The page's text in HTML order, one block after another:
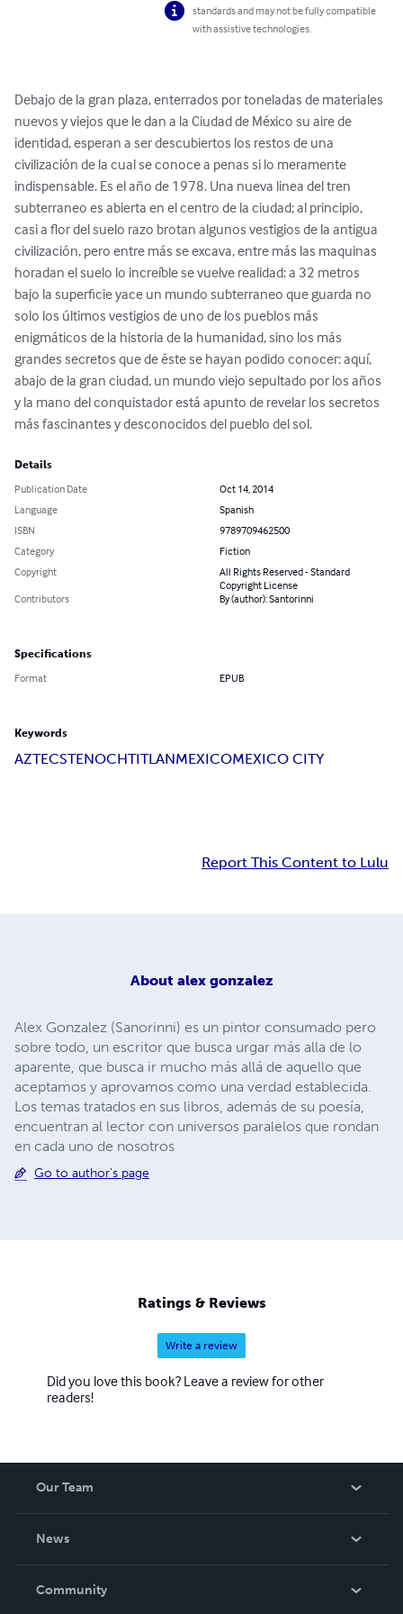
standards and may not be fully compatible
with assistive technologies.
Debajo de la gran plaza, enterrados por toneladas de materiales
nuevos y viejos que le dan a la Ciudad de México su aire de
identidad, esperan a ser descubiertos los restos de una
civilización de la cual se conoce a penas si lo meramente
indispensable. Es el año de 1978. Una nueva linea del tren
subterraneo es abierta en el centro de la ciudad; al principio,
casi a flor del suelo razo brotan algunos vestigios de la antigua
civilización, pero entre más se excava, entre más las maquinas
horadan el suelo lo increíble se vuelve realidad: a 32 metros
bajo la superficie yace un mundo subterraneo que guarda no
solo los últimos vestigios de uno de los pueblos más
enigmáticos de la historia de la humanidad, sino los más
grandes secretos que de éste se hayan podido conocer: aquí,
abajo de la gran ciudad, un mundo viejo sepultado por los años
y la mano del conquistador está apunto de revelar los secretos
más fascinantes y desconocidos del pueblo del sol.
Details
Publication Date
Oct 14, 2014
Language
Spanish
ISBN
9789709462500
Category
Fiction
Copyright
All Rights Reserved - Standard
Copyright License
Contributors
By (author): Santorinni
Specifications
Format EPUB
Keywords
AZTECSTENOCHTITLANMEXICOMEXICO CITY
Report This Content to Lulu
About alex gonzalez
Alex Gonzalez (Sanorinni) es un pintor consumado pero
sobre todo, un escritor que busca urgar más alla de lo
aparente, que busca ir mucho más allá de aquello que
aceptamos y aprovamos como una verdad establecida.
Los temas tratados en sus libros, además de su poesía,
encuentran al lector con universos paralelos que rondan
en cada uno de nosotros
Go to author's page
Ratings & Reviews
Write a review
Did you love this book? Leave a review for other
readers!
Our Team
News
In The News
Community